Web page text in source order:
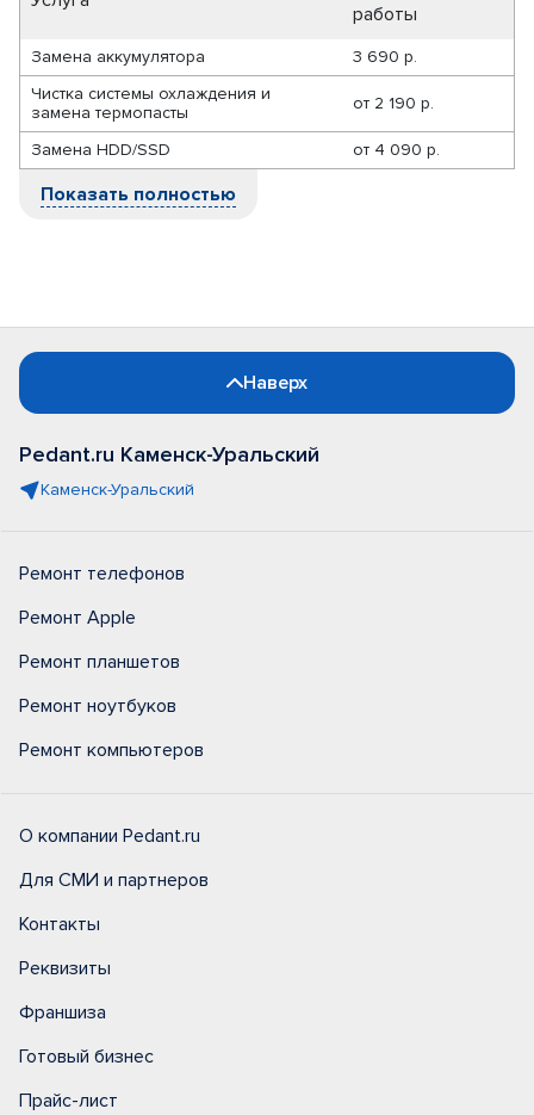
работы
Замена аккумулятора
3 690 р.
Чистка системы охлаждения и
замена термопасты
от 2 190 р.
Замена HDD/SSD от 4 090 р.
Показать полностью
Наверх
Pedant.ru Каменск-Уральский
Каменск-Уральский
Ремонт телефонов
Ремонт Apple
Ремонт планшетов
Ремонт ноутбуков
Ремонт компьютеров
О компании Pedant.ru
Для СМИ и партнеров
Контакты
Реквизиты
Франшиза
Готовый бизнес
Прайс-лист